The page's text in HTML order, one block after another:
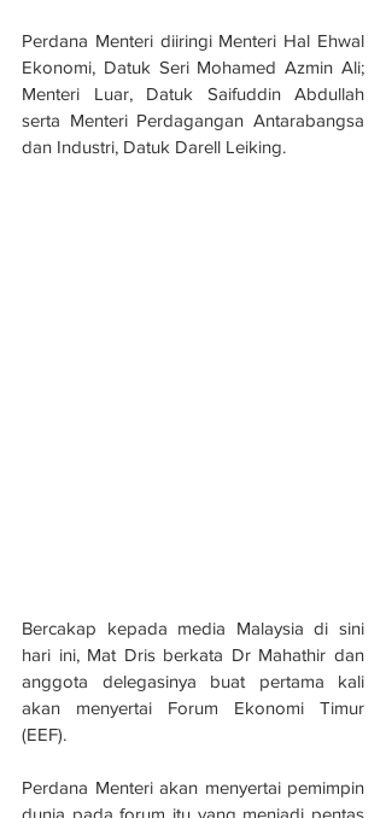
Perdana Menteri diiringi Menteri Hal Ehwal
Ekonomi, Datuk Seri Mohamed Azmin Ali;
Menteri Luar, Datuk Saifuddin Abdullah
serta Menteri Perdagangan Antarabangsa
dan Industri, Datuk Darell Leiking.
Bercakap kepada media Malaysia di sini
hari ini, Mat Dris berkata Dr Mahathir dan
anggota delegasinya buat pertama kali
akan menyertai Forum Ekonomi Timur
(EEF).
Perdana Menteri akan menyertai pemimpin